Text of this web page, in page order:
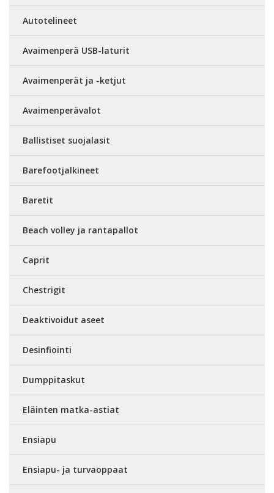
Autotelineet
Avaimenperä USB-laturit
Avaimenperät ja -ketjut
Avaimenperävalot
Ballistiset suojalasit
Barefootjalkineet
Baretit
Beach volley ja rantapallot
Caprit
Chestrigit
Deaktivoidut aseet
Desinfiointi
Dumppitaskut
Eläinten matka-astiat
Ensiapu
Ensiapu- ja turvaoppaat